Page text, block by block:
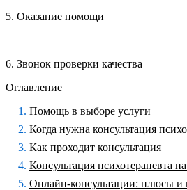
5. Оказание помощи
6. Звонок проверки качества
Оглавление
Помощь в выборе услуги
Когда нужна консультация
Как проходит консультация
Консультация психотерапевта
Онлайн-консультации: плюсы